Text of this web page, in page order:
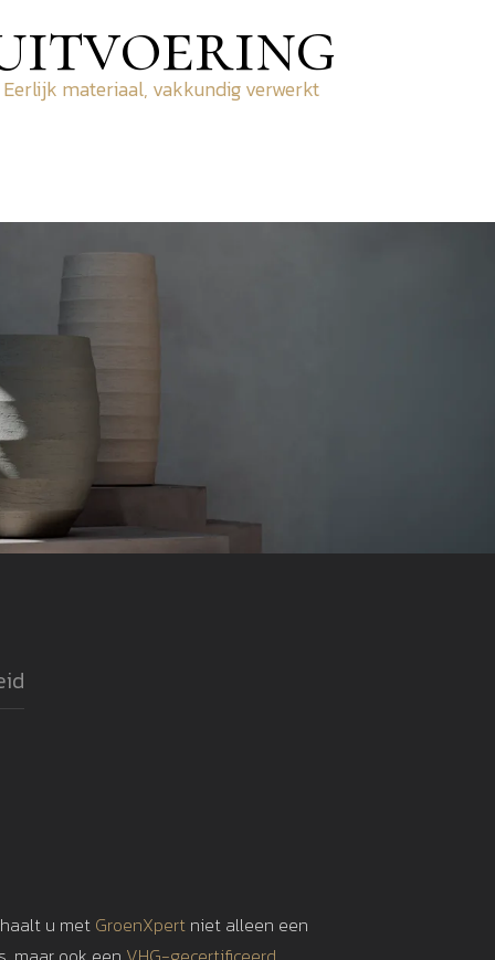
Eerlijk materiaal, vakkundig verwerkt
u met GroenXpert niet alleen een